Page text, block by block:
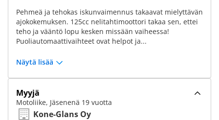
Pehmeä ja tehokas iskunvaimennus takaavat mielyttävän
ajokokemuksen. 125cc nelitahtimoottori takaa sen, ettei
teho ja vääntö lopu kesken missään vaiheessa!
Puoliautomaattivaihteet ovat helpot ja...
Näytä lisää
Myyjä
Motoliike, Jäsenenä 19 vuotta
Kone-Glans Oy